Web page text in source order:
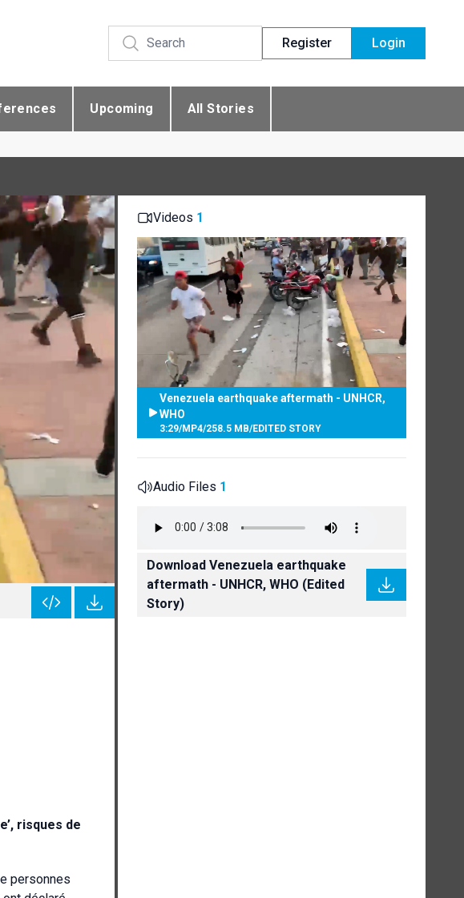
Register Login
Upcoming All Stories
risques de
personnes
Videos 1
Venezuela earthquake aftermath - UNHCR,
WHO
3:29/MP4/258.5 MB/EDITED STORY
Audio Files 1
Download Venezuela earthquake
aftermath - UNHCR, WHO (Edited
Story)